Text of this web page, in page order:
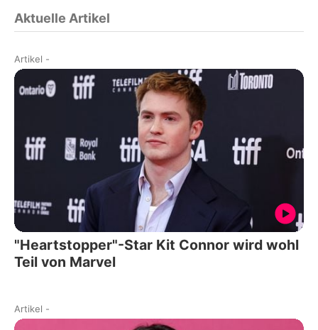
Aktuelle Artikel
Artikel -
"Heartstopper"-Star Kit Connor wird wohl
Teil von Marvel
Artikel -